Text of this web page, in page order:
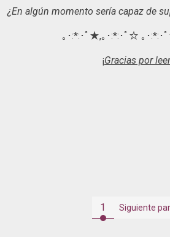
¿En algún momento sería capaz de
｡･:*:･ﾟ★,｡･:*:･ﾟ☆ ｡･:*:
¡Gracias por
1 Siguiente